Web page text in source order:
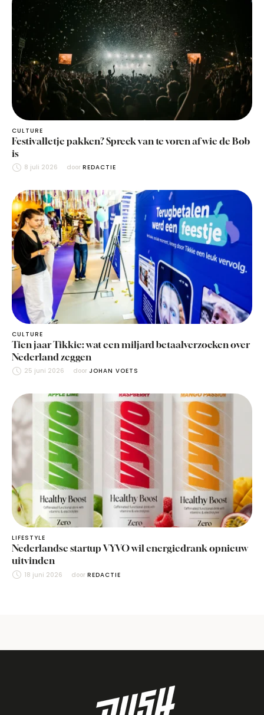
CULTURE
Festivalletje pakken? Spreek van te voren af wie de Bob
is
8 juli 2026 door REDACTIE
CULTURE
Tien jaar Tikkie: wat een miljard betaalverzoeken over
Nederland zeggen
25 juni 2026 door JOHAN VOETS
LIFESTYLE
Nederlandse startup VYVO wil energiedrank opnieuw
uitvinden
18 juni 2026 door REDACTIE